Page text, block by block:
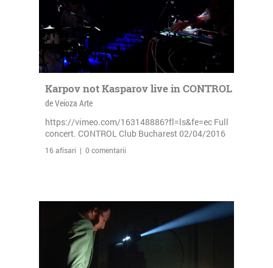
Karpov not Kasparov live in CONTROL
de Veioza Arte
https://vimeo.com/163148886?fl=ls&fe=ec Full
concert. CONTROL Club Bucharest 02/04/2016
16 afisari | 0 comentarii